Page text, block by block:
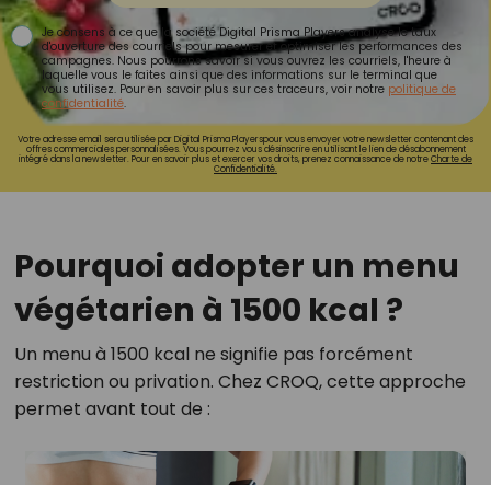
Je consens à ce que la société Digital Prisma Players analyse le taux
d'ouverture des courriels pour mesurer et optimiser les performances des
campagnes. Nous pourrons savoir si vous ouvrez les courriels, l'heure à
laquelle vous le faites ainsi que des informations sur le terminal que
vous utilisez. Pour en savoir plus sur ces traceurs, voir notre politique de
confidentialité.
Votre adresse email sera utilisée par Digital Prisma Playerspour vous envoyer votre newsletter contenant des
offres commerciales personnalisées. Vous pourrez vous désinscrire en utilisant le lien de désabonnement
intégré dans la newsletter. Pour en savoir plus et exercer vos droits, prenez connaissance de notreCharte de
Confidentialité.
Pourquoi adopter un menu
végétarien à 1500 kcal ?
Un menu à 1500 kcal ne signifie pas forcément
restriction ou privation. Chez CROQ, cette approche
permet avant tout de :